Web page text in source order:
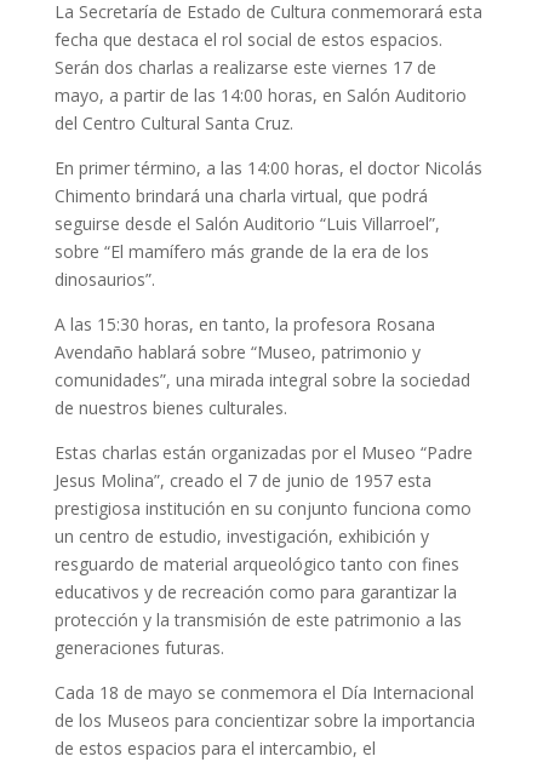
La Secretaría de Estado de Cultura conmemorará esta
fecha que destaca el rol social de estos espacios.
Serán dos charlas a realizarse este viernes 17 de
mayo, a partir de las 14:00 horas, en Salón Auditorio
del Centro Cultural Santa Cruz.
En primer término, a las 14:00 horas, el doctor Nicolás
Chimento brindará una charla virtual, que podrá
seguirse desde el Salón Auditorio “Luis Villarroel”,
sobre “El mamífero más grande de la era de los
dinosaurios”.
A las 15:30 horas, en tanto, la profesora Rosana
Avendaño hablará sobre “Museo, patrimonio y
comunidades”, una mirada integral sobre la sociedad
de nuestros bienes culturales.
Estas charlas están organizadas por el Museo “Padre
Jesus Molina”, creado el 7 de junio de 1957 esta
prestigiosa institución en su conjunto funciona como
un centro de estudio, investigación, exhibición y
resguardo de material arqueológico tanto con fines
educativos y de recreación como para garantizar la
protección y la transmisión de este patrimonio a las
generaciones futuras.
Cada 18 de mayo se conmemora el Día Internacional
de los Museos para concientizar sobre la importancia
de estos espacios para el intercambio, el